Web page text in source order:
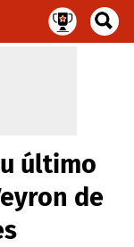
último
de